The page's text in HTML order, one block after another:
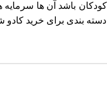
کودکان باشد آن ها
بندی برای خرید